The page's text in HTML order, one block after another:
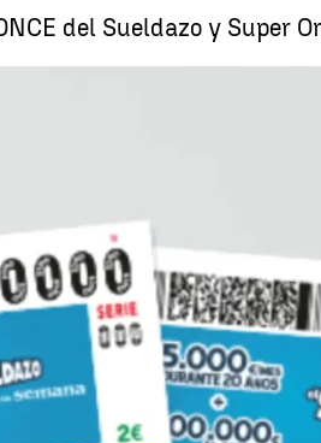
del Sueldazo y Super